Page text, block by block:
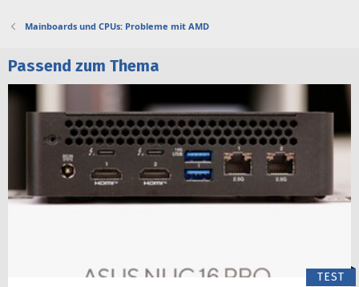
Mainboards und CPUs: Probleme mit AMD
Passend zum Thema
TEST